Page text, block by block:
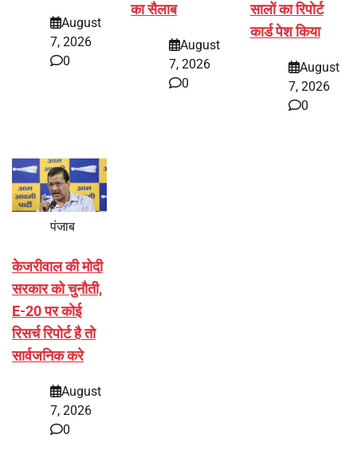
August
7, 2026
0
का सैलाब
August
7, 2026
0
सालों का रिपोर्ट
कार्ड पेश किया
August
7, 2026
0
पंजाब
केजरीवाल की मोदी
सरकार को चुनौती,
E-20 पर कोई
रिसर्च रिपोर्ट है तो
सार्वजनिक करे
August
7, 2026
0